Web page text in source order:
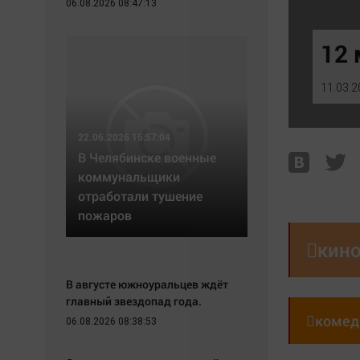
Экономика
Медиаграмотность
12
кино

06.08.2026 08:47:13
22.06.2026 15:57:04
В Челябинске военные
коммунальщики
отработали тушение
пожаров
В августе южноуральцев ждёт
главный звездопад года.
06.08.2026 08:38:53